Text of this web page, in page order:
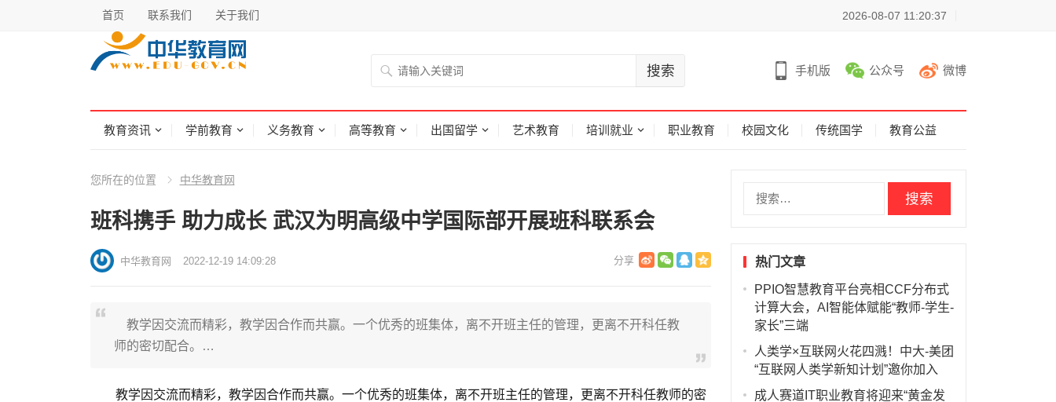
首页 联系我们 关于我们 2026-08-07 11:20:37
手机版 公众号 微博
教育资讯 学前教育 义务教育 高等教育 出国留学 艺术教育 培训就业 职业教育 校园文化 传统国学 教育公益
您所在的位置 中华教育网
班科携手 助力成长 武汉为明高级中学国际部开展班科联系会
中华教育网 2022-12-19 14:09:28
教学因交流而精彩，教学因合作而共赢。一个优秀的班集体，离不开班主任的管理，更离不开科任教
师的密切配合。…
教学因交流而精彩，教学因合作而共赢。一个优秀的班集体，离不开班主任的管理，更离不开科任教师的密
热门文章
PPIO智慧教育平台亮相CCF分布式
计算大会，AI智能体赋能“教师-学生-
家长”三端
人类学×互联网火花四溅！中大-美团
“互联网人类学新知计划”邀你加入
成人赛道IT职业教育将迎来“黄金发